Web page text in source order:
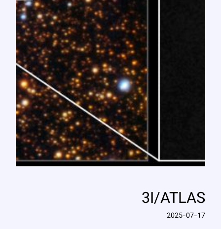
3I/ATLAS
2025-07-17